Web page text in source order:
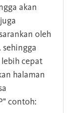
akan
oleh
cepat
halaman
contoh: